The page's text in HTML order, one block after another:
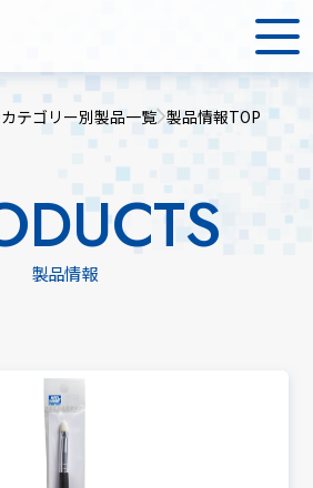
カテゴリー別製品一覧 製品情報TOP
製品情報